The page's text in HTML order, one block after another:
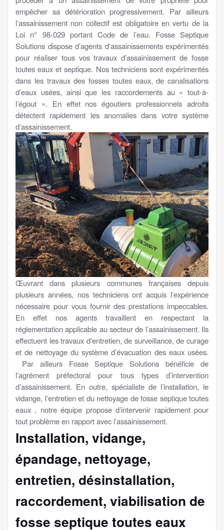
empêcher sa détérioration progressivement. Par ailleurs
l’assainissement non collectif est obligatoire en vertu de la
Loi n° 98-029 portant Code de l’eau. Fosse Septique
Solutions dispose d’agents d’assainissements expérimentés
pour réaliser tous vos travaux d’assainissement de fosse
toutes eaux et septique. Nos techniciens sont expérimentés
dans les travaux des fosses toutes eaux, de canalisations
d’eaux usées, ainsi que les raccordements au « tout-à-
l’égout ». En effet nos égoutiers professionnels adroits
détectent rapidement les anomalies dans votre système
d’assainissement.
Œuvrant dans plusieurs communes françaises depuis
plusieurs années, nos techniciens ont acquis l’expérience
nécessaire pour vous fournir des prestations impeccables.
En effet nos agents travaillent en respectant la
réglementation applicable au secteur de l’assainissement. Ils
effectuent les travaux d’entretien, de surveillance, de curage
et de nettoyage du système d’évacuation des eaux usées.
Par ailleurs Fosse Septique Solutions bénéficie de
l’agrément préfectoral pour tous types d’intervention
d’assainissement. En outre, spécialiste de l’installation, le
vidange, l’entretien et du nettoyage de fosse septique toutes
eaux , notre équipe propose d’intervenir rapidement pour
tout problème en rapport avec l’assainissement.
Installation, vidange,
épandage, nettoyage,
entretien, désinstallation,
raccordement, viabilisation de
fosse septique toutes eaux